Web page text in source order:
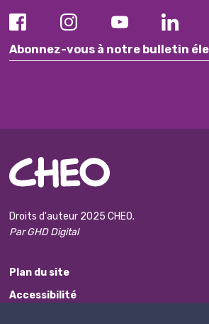
Abonnez-vous à notre bulletin
Droits d'auteur 2025 CHEO.
Par GHD Digital
Plan du site
Accessibilité